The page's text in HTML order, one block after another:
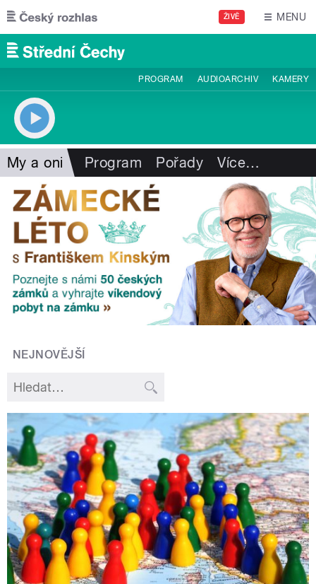
Přejít k hlavnímu obsahu
ŽIVĚ MENU
PROGRAM AUDIOARCHIV KAMERY
My a oni Program Pořady Více…
NEJNOVĚJŠÍ